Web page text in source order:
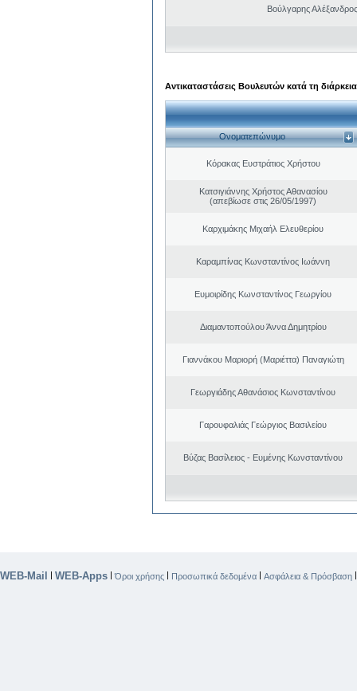
Βούλγαρης
Αντικαταστάσεις Βουλευτών κατά τη
Ονοματεπώνυμο
Κόρακας Ευστράτιος Χρήστου
Κατσιγιάννης Χρήστος Αθανασίου
(απεβίωσε στις 26/05/1997)
Καρχιμάκης Μιχαήλ Ελευθερίου
Καραμπίνας Κωνσταντίνος Ιωάννη
Ευμοιρίδης Κωνσταντίνος Γεωργίου
Διαμαντοπούλου Άννα Δημητρίου
Γιαννάκου Μαριορή (Μαριέττα) Παναγιώτη
Γεωργιάδης Αθανάσιος Κωνσταντίνου
Γαρουφαλιάς Γεώργιος Βασιλείου
Βύζας Βασίλειος - Ευμένης Κωνσταντίνου
WEB-Mail | WEB-Apps |Όροι χρήσης | Προσωπικά δεδομένα | Ασφάλεια & Πρόσβαση